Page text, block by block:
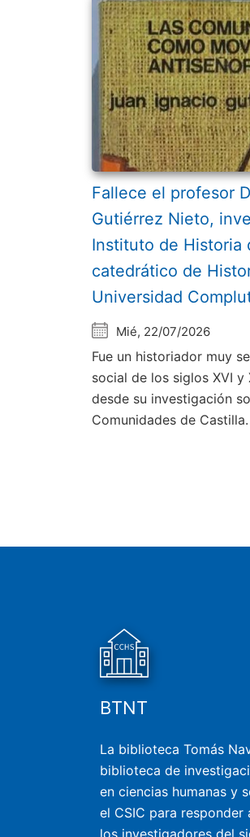
Fallece el profesor
Gutiérrez Nieto,
Instituto de Historia
catedrático de
Universidad
Mié, 22/07/2026
Fue un historiador muy
social de los siglos XVI y
desde su investigación
Comunidades de Castilla.
BTNT
La biblioteca Tomás
biblioteca de
en ciencias humanas y
el CSIC para responder